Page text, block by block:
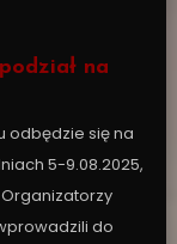
na
odbędzie się na
5-9.08.2025,
do